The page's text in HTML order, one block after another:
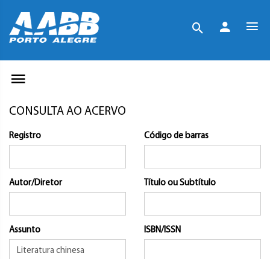
CONSULTA AO ACERVO
Registro Código de barras
Autor/Diretor Título ou Subtítulo
Assunto ISBN/ISSN